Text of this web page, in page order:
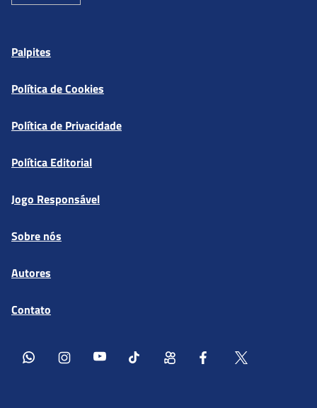
Palpites
Política de Cookies
Política de Privacidade
Política Editorial
Jogo Responsável
Sobre nós
Autores
Contato